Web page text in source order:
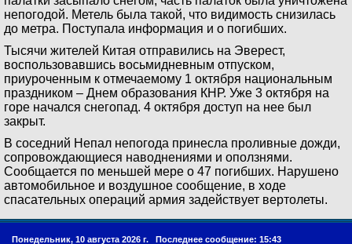
непогодой. Метель была такой, что видимость снизилась
до метра. Поступала информация и о погибших.
Тысячи жителей Китая отправились на Эверест,
воспользовавшись восьмидневным отпуском,
приуроченным к отмечаемому 1 октября национальным
праздником – Днем образования КНР. Уже 3 октября на
горе начался снегопад. 4 октября доступ на нее был
закрыт.
В соседний Непал непогода принесла проливные дожди,
сопровождающиеся наводнениями и оползнями.
Сообщается по меньшей мере о 47 погибших. Нарушено
автомобильное и воздушное сообщение, в ходе
спасательных операций армия задействует вертолеты.
Понедельник, 10 августа 2026 г. Последнее сообщение: 15:43